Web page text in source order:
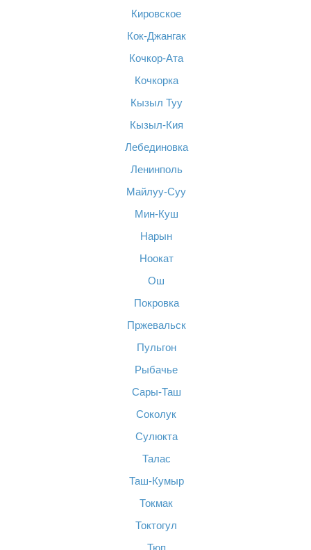
Кировское
Кок-Джангак
Кочкор-Ата
Кочкорка
Кызыл Туу
Кызыл-Кия
Лебединовка
Ленинполь
Майлуу-Суу
Мин-Куш
Нарын
Ноокат
Ош
Покровка
Пржевальск
Пульгон
Рыбачье
Сары-Таш
Соколук
Сулюкта
Талас
Таш-Кумыр
Токмак
Токтогул
Тюп